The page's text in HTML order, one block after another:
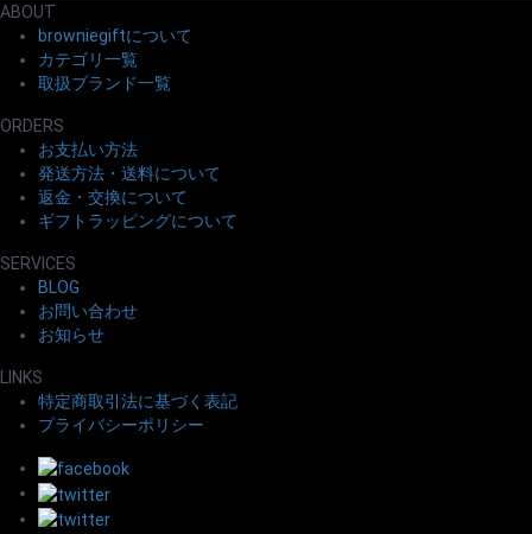
ABOUT
browniegiftについて
カテゴリ一覧
取扱ブランド一覧
ORDERS
お支払い方法
発送方法・送料について
返金・交換について
ギフトラッピングについて
SERVICES
BLOG
お問い合わせ
お知らせ
LINKS
特定商取引法に基づく表記
プライバシーポリシー